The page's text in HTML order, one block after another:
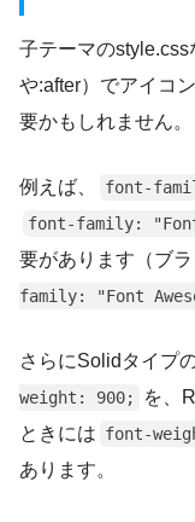
子テーマの
や:after）でアイコ
要かもしれません。
例えば、 font-
font-family: "Font
要があります（ブ
family: "Font
さらにSolidタイプ
weight: 900;
を、
ときには font-
あります。